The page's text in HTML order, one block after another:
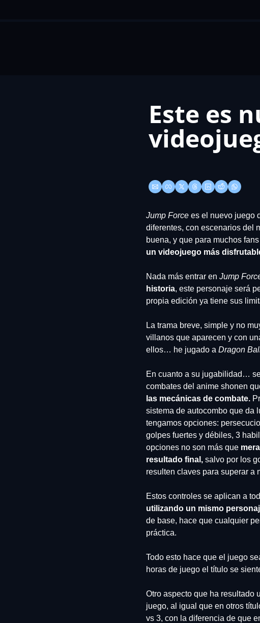
Este es
Jump Force es el nuevo juego
diferentes, con escenarios del
buena, y que para muchos
un videojuego más disfrutable
Nada más entrar en Jump
historia, este personaje será
propia edición ya tiene sus
La trama breve, simple y no
villanos que aparecen y con
ellos… he jugado a Dragon
En cuanto a su jugabilidad…
combates del anime shonen
las mecánicas de combate.
sistema de autocombo que da
tengamos opciones:
golpes fuertes y débiles, 3
opciones no son más que
resultado final, salvo por los
resulten claves para superar a
Estos controles se aplican a
utilizando un mismo
de base, hace que cualquier
práctica.
Todo esto hace que el juego
horas de juego el título se
Otro aspecto que ha resultado
juego, al igual que en otros
vs 3, con la diferencia de que